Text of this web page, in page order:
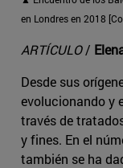
en Londres en 2018
ARTÍCULO/
Desde sus
evolucionando y
través de
y fines. En el
también se ha